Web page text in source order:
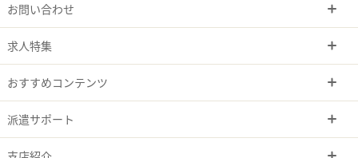
お問い合わせ
求人特集
おすすめコンテンツ
派遣サポート